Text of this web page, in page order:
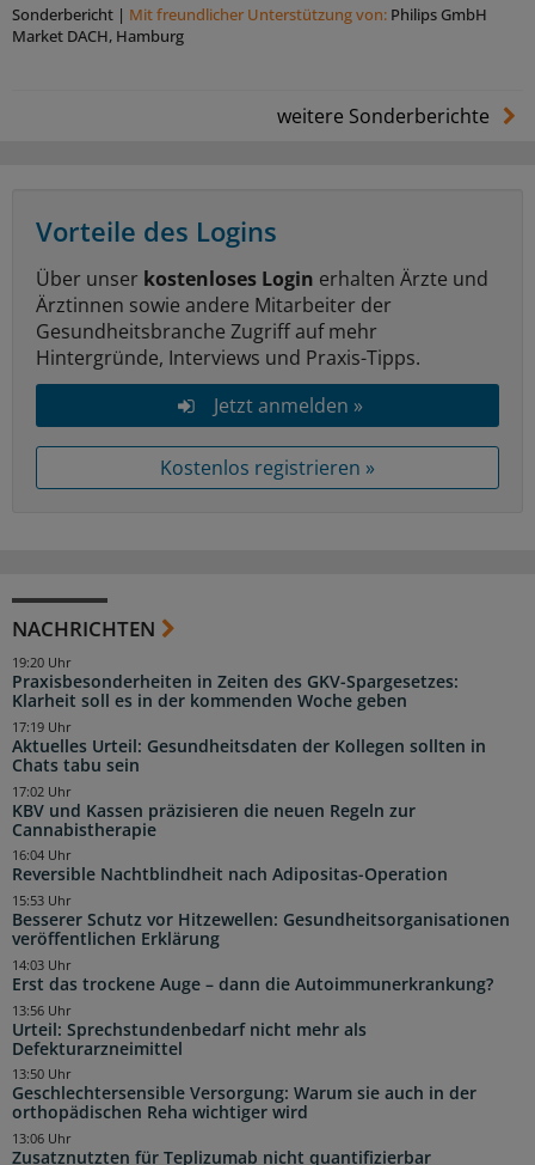
Sonderbericht | Mit freundlicher Unterstützung von: Philips GmbH
Market DACH, Hamburg
weitere Sonderberichte
Vorteile des Logins
Über unser kostenloses Login erhalten Ärzte und
Ärztinnen sowie andere Mitarbeiter der
Gesundheitsbranche Zugriff auf mehr
Hintergründe, Interviews und Praxis-Tipps.
Jetzt anmelden »
Kostenlos registrieren »
NACHRICHTEN
Praxisbesonderheiten in Zeiten des GKV-Spargesetzes:
Klarheit soll es in der kommenden Woche geben
19:20 Uhr
Aktuelles Urteil: Gesundheitsdaten der Kollegen sollten in
Chats tabu sein
17:19 Uhr
KBV und Kassen präzisieren die neuen Regeln zur
Cannabistherapie
17:02 Uhr
Reversible Nachtblindheit nach Adipositas-Operation
16:04 Uhr
Besserer Schutz vor Hitzewellen: Gesundheitsorganisationen
veröffentlichen Erklärung
15:53 Uhr
Erst das trockene Auge – dann die Autoimmunerkrankung?
14:03 Uhr
Urteil: Sprechstundenbedarf nicht mehr als
Defekturarzneimittel
13:56 Uhr
Geschlechtersensible Versorgung: Warum sie auch in der
orthopädischen Reha wichtiger wird
13:50 Uhr
Zusatznutzten für Teplizumab nicht quantifizierbar
13:06 Uhr